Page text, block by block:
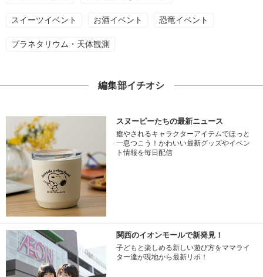
スイーツイベント お酒イベント 恐竜イベント
プラネタリウム・天体観測
編集部イチオシ
スヌーピーたちの最新ニュース
癒やされるキャラクターアイテムでほっと
一息つこう！かわいい最新グッズやイベン
ト情報を毎日配信
関西のイオンモールで新発見！
子どもと楽しめる新しい遊び方をママライ
ター達が現地から最新リポ！